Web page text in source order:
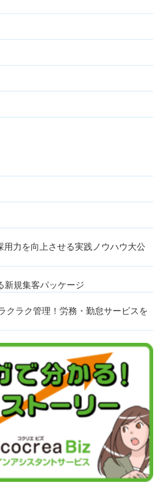
用力を向上させる実践ノウハウ大公
新規集客パッケージ
クラク管理！労務・勤怠サービスを